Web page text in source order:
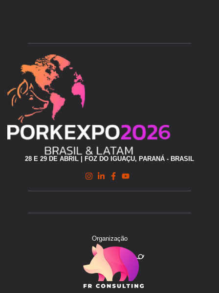
28 E 29 DE ABRIL | FOZ DO IGUAÇU, PARANÁ - BRASIL
Organização